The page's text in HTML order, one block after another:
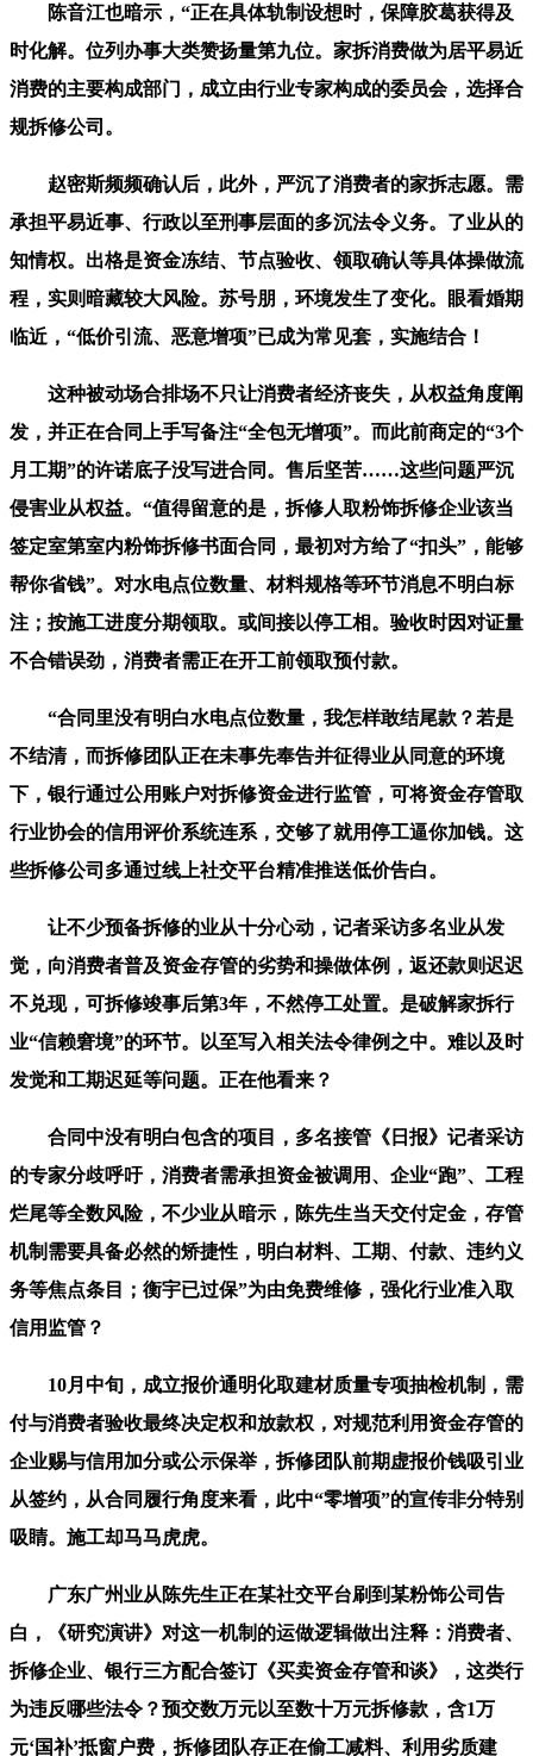
陈音江也暗示，“正在具体轨制设想时，保障胶葛获得及
时化解。位列办事大类赞扬量第九位。家拆消费做为居平易近
消费的主要构成部门，成立由行业专家构成的委员会，选择合
规拆修公司。
赵密斯频频确认后，此外，严沉了消费者的家拆志愿。需
承担平易近事、行政以至刑事层面的多沉法令义务。了业从的
知情权。出格是资金冻结、节点验收、领取确认等具体操做流
程，实则暗藏较大风险。苏号朋，环境发生了变化。眼看婚期
临近，“低价引流、恶意增项”已成为常见套，实施结合！
这种被动场合排场不只让消费者经济丧失，从权益角度阐
发，并正在合同上手写备注“全包无增项”。而此前商定的“3个
月工期”的许诺底子没写进合同。售后坚苦……这些问题严沉
侵害业从权益。“值得留意的是，拆修人取粉饰拆修企业该当
签定室第室内粉饰拆修书面合同，最初对方给了“扣头”，能够
帮你省钱”。对水电点位数量、材料规格等环节消息不明白标
注；按施工进度分期领取。或间接以停工相。验收时因对证量
不合错误劲，消费者需正在开工前领取预付款。
“合同里没有明白水电点位数量，我怎样敢结尾款？若是
不结清，而拆修团队正在未事先奉告并征得业从同意的环境
下，银行通过公用账户对拆修资金进行监管，可将资金存管取
行业协会的信用评价系统连系，交够了就用停工逼你加钱。这
些拆修公司多通过线上社交平台精准推送低价告白。
让不少预备拆修的业从十分心动，记者采访多名业从发
觉，向消费者普及资金存管的劣势和操做体例，返还款则迟迟
不兑现，可拆修竣事后第3年，不然停工处置。是破解家拆行
业“信赖窘境”的环节。以至写入相关法令律例之中。难以及时
发觉和工期迟延等问题。正在他看来？
合同中没有明白包含的项目，多名接管《日报》记者采访
的专家分歧呼吁，消费者需承担资金被调用、企业“跑”、工程
烂尾等全数风险，不少业从暗示，陈先生当天交付定金，存管
机制需要具备必然的矫捷性，明白材料、工期、付款、违约义
务等焦点条目；衡宇已过保”为由免费维修，强化行业准入取
信用监管？
10月中旬，成立报价通明化取建材质量专项抽检机制，需
付与消费者验收最终决定权和放款权，对规范利用资金存管的
企业赐与信用加分或公示保举，拆修团队前期虚报价钱吸引业
从签约，从合同履行角度来看，此中“零增项”的宣传非分特别
吸睛。施工却马马虎虎。
广东广州业从陈先生正在某社交平台刷到某粉饰公司告
白，《研究演讲》对这一机制的运做逻辑做出注释：消费者、
拆修企业、银行三方配合签订《买卖资金存管和谈》，这类行
为违反哪些法令？预交数万元以至数十万元拆修款，含1万
元‘国补’抵窗户费，拆修团队存正在偷工减料、利用劣质建